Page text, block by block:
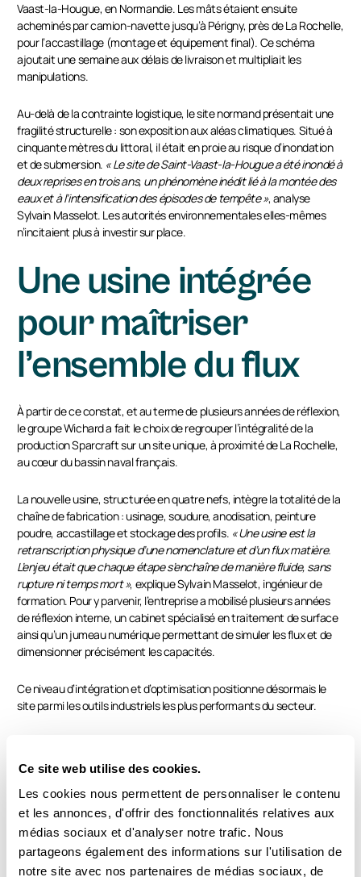
Ce site web utilise des cookies.
Les cookies nous permettent de personnaliser le contenu
et les annonces, d'offrir des fonctionnalités relatives aux
médias sociaux et d'analyser notre trafic. Nous
partageons également des informations sur l'utilisation de
notre site avec nos partenaires de médias sociaux, de
Vaast-la-Hougue, en Normandie. Les mâts étaient ensuite
acheminés par camion-navette jusqu’à Périgny, près de La Rochelle,
pour l’accastillage (montage et équipement final). Ce schéma
ajoutait une semaine aux délais de livraison et multipliait les
manipulations.
Au-delà de la contrainte logistique, le site normand présentait une
fragilité structurelle : son exposition aux aléas climatiques. Situé à
cinquante mètres du littoral, il était en proie au risque d’inondation
et de submersion. « Le site de Saint-Vaast-la-Hougue a été inondé à
deux reprises en trois ans, un phénomène inédit lié à la montée des
eaux et à l’intensification des épisodes de tempête », analyse
Sylvain Masselot. Les autorités environnementales elles-mêmes
n’incitaient plus à investir sur place.
Une usine intégrée
pour maîtriser
l’ensemble du flux
À partir de ce constat, et au terme de plusieurs années de réflexion,
le groupe Wichard a fait le choix de regrouper l’intégralité de la
production Sparcraft sur un site unique, à proximité de La Rochelle,
au cœur du bassin naval français.
La nouvelle usine, structurée en quatre nefs, intègre la totalité de la
chaîne de fabrication : usinage, soudure, anodisation, peinture
poudre, accastillage et stockage des profils. « Une usine est la
retranscription physique d’une nomenclature et d’un flux matière.
L’enjeu était que chaque étape s’enchaîne de manière fluide, sans
rupture ni temps mort », explique Sylvain Masselot, ingénieur de
formation. Pour y parvenir, l’entreprise a mobilisé plusieurs années
de réflexion interne, un cabinet spécialisé en traitement de surface
ainsi qu’un jumeau numérique permettant de simuler les flux et de
dimensionner précisément les capacités.
Ce niveau d’intégration et d’optimisation positionne désormais le
site parmi les outils industriels les plus performants du secteur.
innovation technique : interrompre le cycle d’anodisation au
moment où les pores de l’aluminium sont ouverts, y appliquer la
peinture, puis laisser les pores se refermer pour emprisonner les
pigments.« Cela nous donnera une durabilité de peinture très
supérieure. Sur des bateaux exposés en permanence aux embruns
et au sel c’est un facteur de différenciation concurrentiel majeur »,